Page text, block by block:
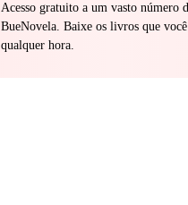
Acesso gratuito a um vasto número
BueNovela. Baixe os livros que
qualquer hora.